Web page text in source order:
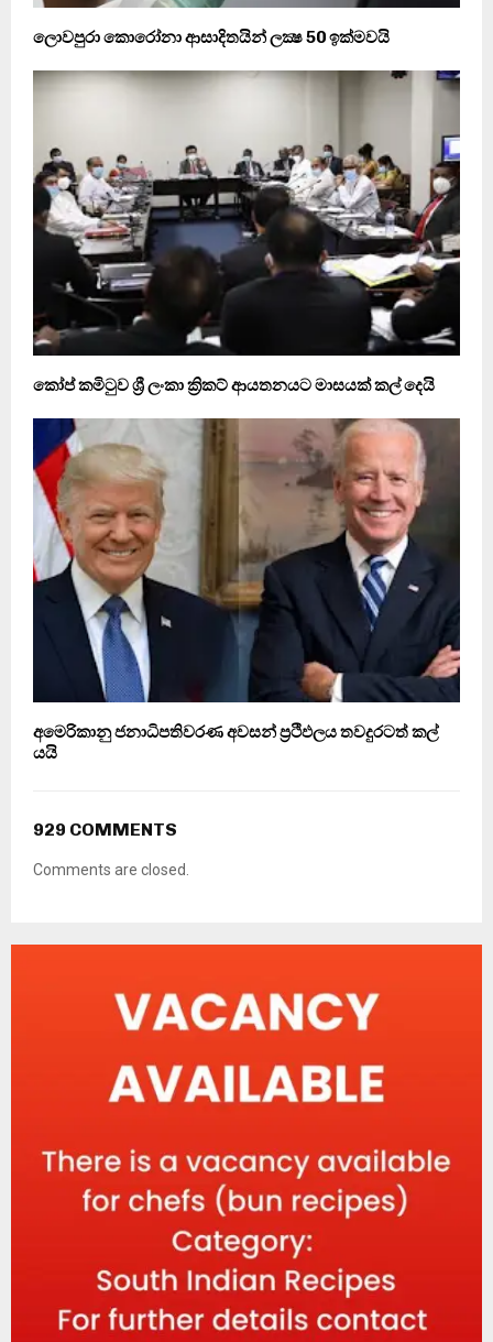
ලොවපුරා කොරෝනා ආසාදිතයින් ලක්‍ෂ 50 ඉක්මවයි
කෝප් කමිටුව ශ්‍රී ලංකා ක්‍රිකට් ආයතනයට මාසයක් කල් දෙයි
අමෙරිකානු ජනාධිපතිවරණ අවසන් ප‍්‍රථිඵලය තවදුරටත් කල්
යයි
929 COMMENTS
Comments are closed.